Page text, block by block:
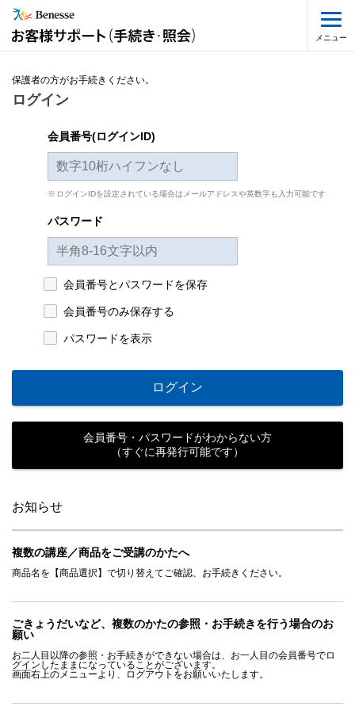
メニュー
保護者の方がお手続きください。
ログイン
会員番号(ログインID)
ログインIDを設定されている場合はメールアドレスや英数字も入力可能です
パスワード
会員番号とパスワードを保存
会員番号のみ保存する
パスワードを表示
ログイン
会員番号・パスワードがわからない方
（すぐに再発行可能です）
お知らせ
複数の講座／商品をご受講のかたへ
商品名を【商品選択】で切り替えてご確認、お手続きください。
ごきょうだいなど、複数のかたの参照・お手続きを行う場合のお
願い
お二人目以降の参照・お手続きができない場合は、お一人目の会員番号でロ
グインしたままになっていることがございます。
画面右上のメニューより、ログアウトをお願いいたします。